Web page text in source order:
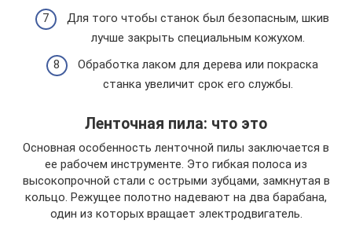
Для того чтобы станок был безопасным, шкив
лучше закрыть специальным кожухом.
Обработка лаком для дерева или покраска
станка увеличит срок его службы.
Ленточная пила: что это
Основная особенность ленточной пилы заключается в
ее рабочем инструменте. Это гибкая полоса из
высокопрочной стали с острыми зубцами, замкнутая в
кольцо. Режущее полотно надевают на два барабана,
один из которых вращает электродвигатель.